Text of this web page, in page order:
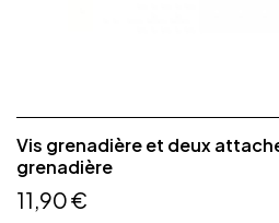
Vis grenadière et deux
grenadière
11,90 €